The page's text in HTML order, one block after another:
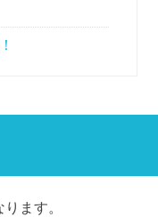
ります。